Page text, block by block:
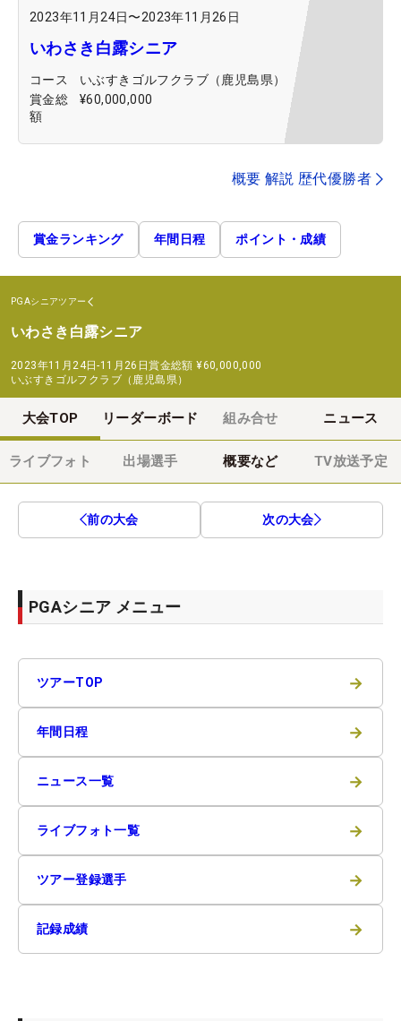
2023年11月24日〜2023年11月26日
いわさき白露シニア
コース
いぶすきゴルフクラブ（鹿児島県）
賞金総
額
¥60,000,000
概要 解説 歴代優勝者
賞金ランキング 年間日程 ポイント・成績
PGAシニアツアー
いわさき白露シニア
2023年11月24日-11月26日賞金総額 ¥60,000,000
いぶすきゴルフクラブ（鹿児島県）
大会TOP リーダーボード 組み合せ ニュース
ライブフォト 出場選手 概要など TV放送予定
前の大会 次の大会
PGAシニア メニュー
ツアーTOP →
年間日程 →
ニュース一覧 →
ライブフォト一覧 →
ツアー登録選手 →
記録成績 →